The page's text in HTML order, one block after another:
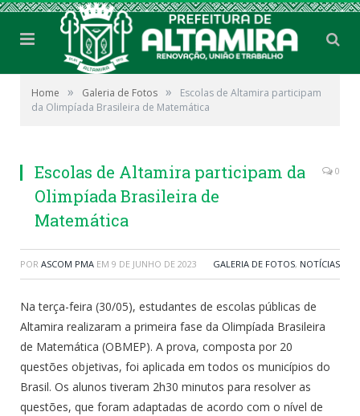
Home » Galeria de Fotos »
Escolas de Altamira participam
da Olimpíada Brasileira de Matemática
Escolas de Altamira participam da
Olimpíada Brasileira de
Matemática
0
POR ASCOM PMA EM 9 DE JUNHO DE 2023 GALERIA DE FOTOS, NOTÍCIAS
Na terça-feira (30/05), estudantes de escolas públicas de
Altamira realizaram a primeira fase da Olimpíada Brasileira
de Matemática (OBMEP). A prova, composta por 20
questões objetivas, foi aplicada em todos os municípios do
Brasil. Os alunos tiveram 2h30 minutos para resolver as
questões, que foram adaptadas de acordo com o nível de